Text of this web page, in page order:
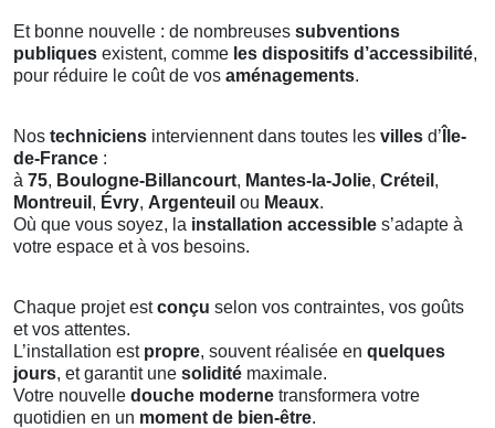
Et bonne nouvelle : de nombreuses subventions
publiques existent, comme les dispositifs d’accessibilité,
pour réduire le coût de vos aménagements.
Nos techniciens interviennent dans toutes les villes d’ Île-
de-France :
à 75, Boulogne-Billancourt, Mantes-la-Jolie, Créteil ,
Montreuil , Évry, Argenteuil ou Meaux.
Où que vous soyez, la installation accessible s’adapte à
votre espace et à vos besoins.
Chaque projet estconçu selon vos contraintes, vos goûts
et vos attentes.
L’installation est propre, souvent réalisée en quelques
jours, et garantit une solidité maximale.
Votre nouvelle douche moderne transformera votre
quotidien en un moment de bien-être.